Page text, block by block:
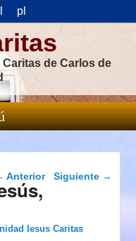
pl
de Carlos de
Navegación de
entradas
Anterior Siguiente →
Iesus Caritas